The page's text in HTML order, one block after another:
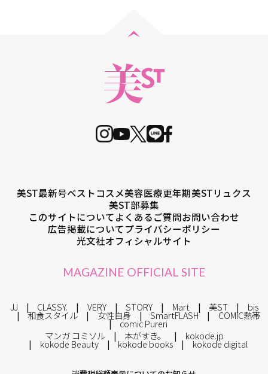
美ST最新号ベストコスメ美容医療更年期美STリュクス
美ST部募集
このサイトについてよくあるご質問お問い合わせ
広告掲載についてプライバシーポリシー
光文社オフィシャルサイト
MAGAZINE OFFICIAL SITE
JJ CLASSY. VERY STORY Mart 美ST bis
和食スタイル 女性自身 SmartFLASH COMIC熱帯
comic Pureri
マンガ コミソル
本がすき。 kokode.jp
kokode Beauty kokode books kokode digital